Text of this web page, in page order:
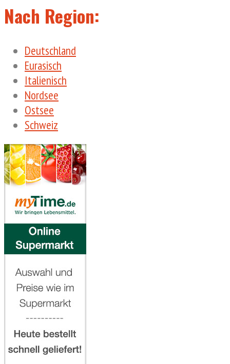
Nach Region:
Deutschland
Eurasisch
Italienisch
Nordsee
Ostsee
Schweiz